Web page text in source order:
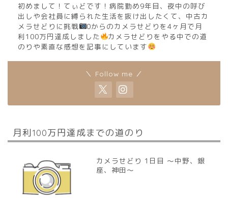
初めまして！てぃどです！病院勤め9年目、夜中の呼び
出しや会社員に縛られた生活を抜け出したくて、中古カ
メラせどりに挑戦
0からのカメラせどりを4ヶ月で月
利100万円達成しました
カメラせどりをやる中での道
のりや素直な感想を記事にしています
＼ Follow me ／
月利100万円達成までの道のり
カメラせどり 1日目 〜中野、銀
座、神田〜